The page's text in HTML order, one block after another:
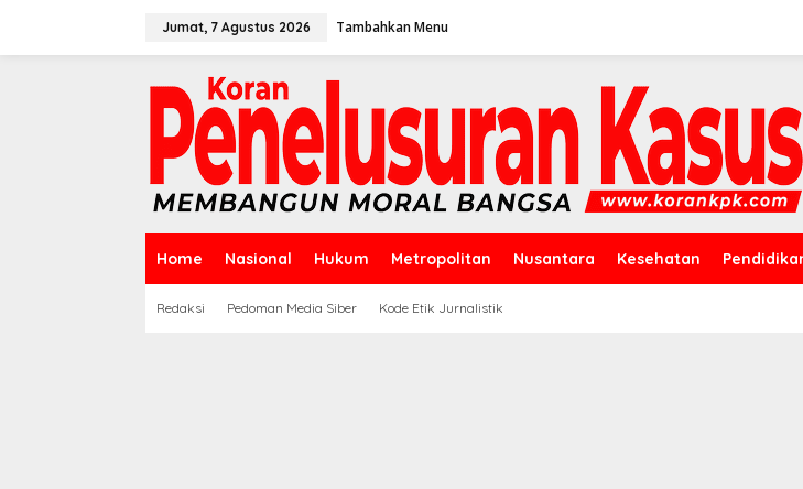
Jumat, 7 Agustus 2026 Tambahkan Menu
Home Nasional Hukum Metropolitan Nusantara Kesehatan
Redaksi Pedoman Media Siber Kode Etik Jurnalistik